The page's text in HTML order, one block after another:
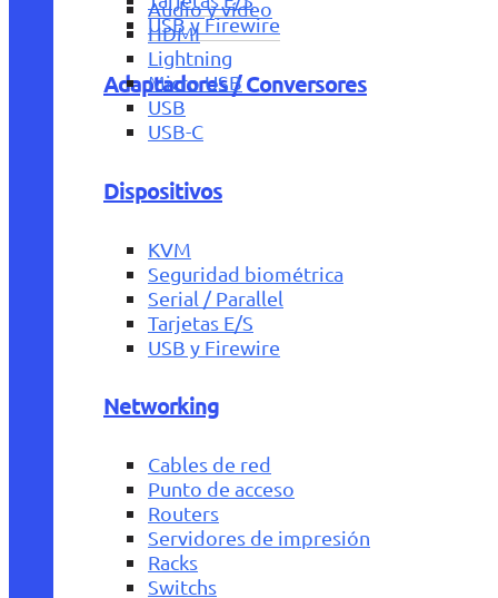
USB y Firewire
Adaptadores / Conversores
Audio y vídeo
HDMI
Lightning
Micro USB
USB
USB-C
Dispositivos
KVM
Seguridad biométrica
Serial / Parallel
Tarjetas E/S
USB y Firewire
Networking
Cables de red
Punto de acceso
Routers
Servidores de impresión
Racks
Switchs